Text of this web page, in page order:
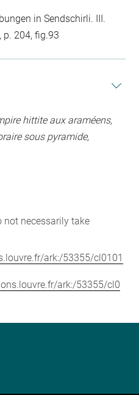
in Sendschirli. III.
p. 204, fig.93
hittite aux araméens,
sous pyramide,
not necessarily take
ark:/53355/cl0101
ark:/53355/cl0